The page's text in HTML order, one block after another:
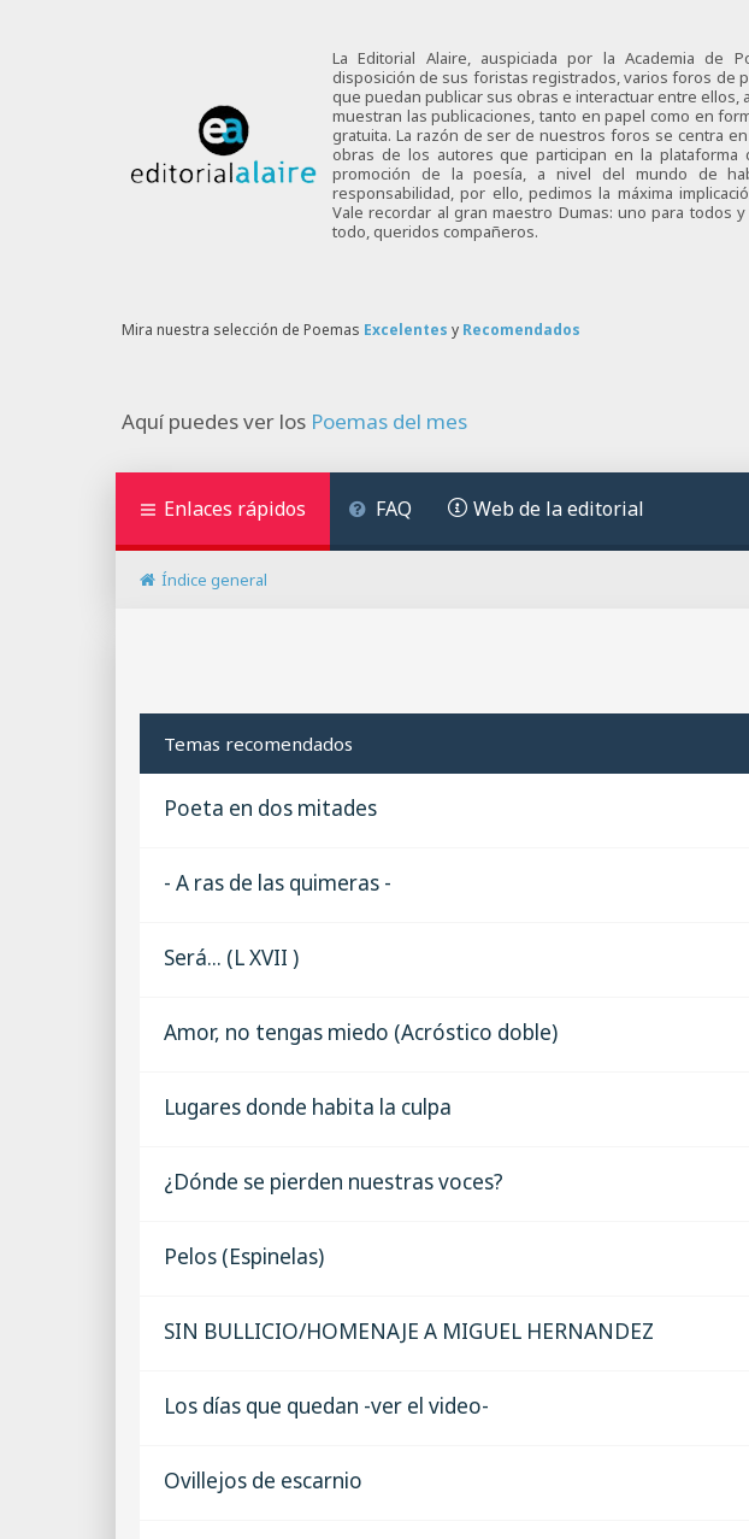
La Editorial Alaire, auspiciada por la Academia de
disposición de sus foristas registrados, varios foros de
que puedan publicar sus obras e interactuar entre ellos,
muestran las publicaciones, tanto en papel como en
gratuita. La razón de ser de nuestros foros se centra
obras de los autores que participan en la plataforma
promoción de la poesía, a nivel del mundo de
responsabilidad, por ello, pedimos la máxima
Vale recordar al gran maestro Dumas: uno para todos
todo, queridos compañeros.
Mira nuestra selección de Poemas Excelentes y Recomendados
Aquí puedes ver los Poemas del mes
Enlaces rápidos FAQ Web de la editorial
Índice general
Temas recomendados
Poeta en dos mitades
- A ras de las quimeras -
Será... (L XVII )
Amor, no tengas miedo (Acróstico doble)
Lugares donde habita la culpa
¿Dónde se pierden nuestras voces?
Pelos (Espinelas)
SIN BULLICIO/HOMENAJE A MIGUEL HERNANDEZ
Los días que quedan -ver el video-
Ovillejos de escarnio